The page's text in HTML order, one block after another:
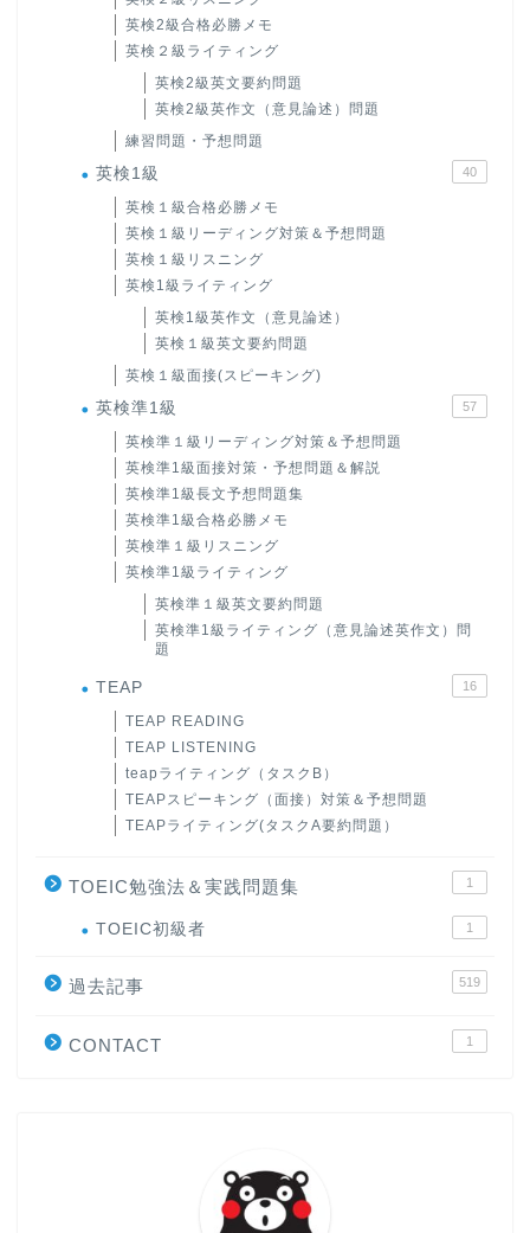
英検2級合格必勝メモ
英検２級ライティング
英検2級英文要約問題
英検2級英作文（意見論述）問題
練習問題・予想問題
英検1級 40
英検１級合格必勝メモ
英検１級リーディング対策＆予想問題
英検１級リスニング
英検1級ライティング
英検1級英作文（意見論述）
英検１級英文要約問題
英検１級面接(スピーキング)
英検準1級 57
英検準１級リーディング対策＆予想問題
英検準1級面接対策・予想問題＆解説
英検準1級長文予想問題集
英検準1級合格必勝メモ
英検準１級リスニング
英検準1級ライティング
英検準１級英文要約問題
英検準1級ライティング（意見論述英作文）問
題
TEAP 16
TEAP READING
TEAP LISTENING
teapライティング（タスクB）
TEAPスピーキング（面接）対策＆予想問題
TEAPライティング(タスクA要約問題）
TOEIC勉強法＆実践問題集 1
TOEIC初級者 1
過去記事 519
CONTACT 1
大学入試英語対策講座